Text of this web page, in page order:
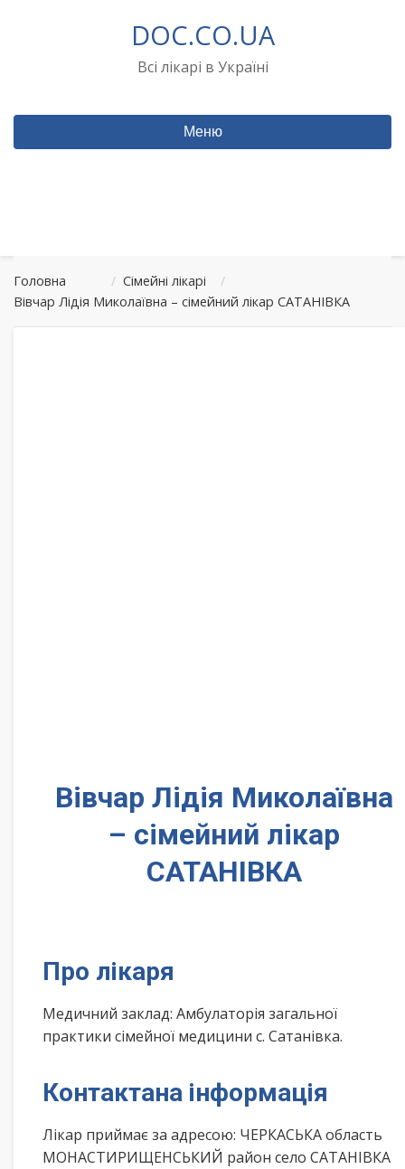
DOC.CO.UA
Всі лікарі в Україні
Меню
Головна / Сімейні лікарі
/
Вівчар Лідія Миколаївна – сімейний лікар САТАНІВКА
Вівчар Лідія Миколаївна
– сімейний лікар
САТАНІВКА
Про лікаря
Медичний заклад: Амбулаторія загальної
практики сімейної медицини с. Сатанівка.
Контактана інформація
Лікар приймає за адресою: ЧЕРКАСЬКА область
МОНАСТИРИЩЕНСЬКИЙ район село САТАНІВКА